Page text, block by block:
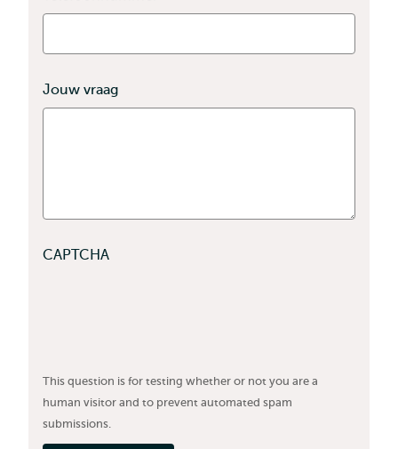
Jouw vraag
CAPTCHA
This question is for testing whether or not you are a
human visitor and to prevent automated spam
submissions.